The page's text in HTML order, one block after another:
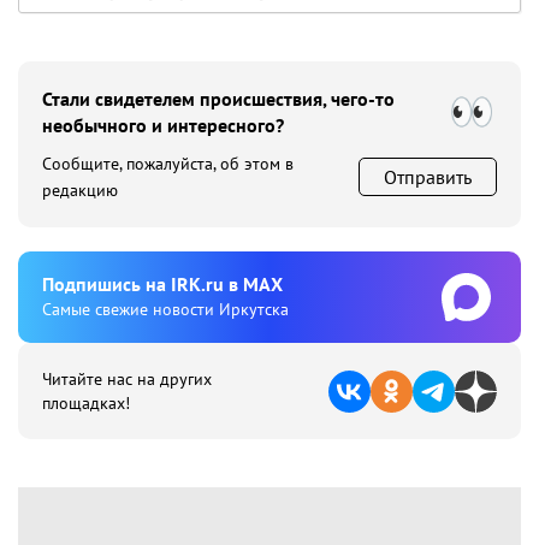
Стали свидетелем происшествия, чего-то
необычного и интересного?
Сообщите, пожалуйста, об этом в
редакцию
Отправить
Подпишиcь на IRK.ru в MAX
Cамые свежие новости Иркутска
Читайте нас на других
площадках!